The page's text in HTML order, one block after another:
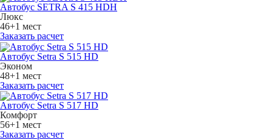
Автобус SETRA S 415 HDH
Люкс
46+1 мест
Заказать расчет
Автобус Setra S 515 HD
Эконом
48+1 мест
Заказать расчет
Автобус Setra S 517 HD
Комфорт
56+1 мест
Заказать расчет